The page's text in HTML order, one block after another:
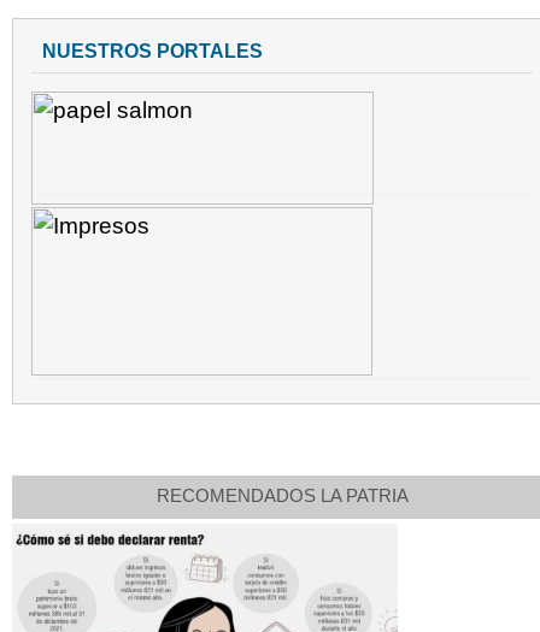
NUESTROS PORTALES
RECOMENDADOS LA PATRIA